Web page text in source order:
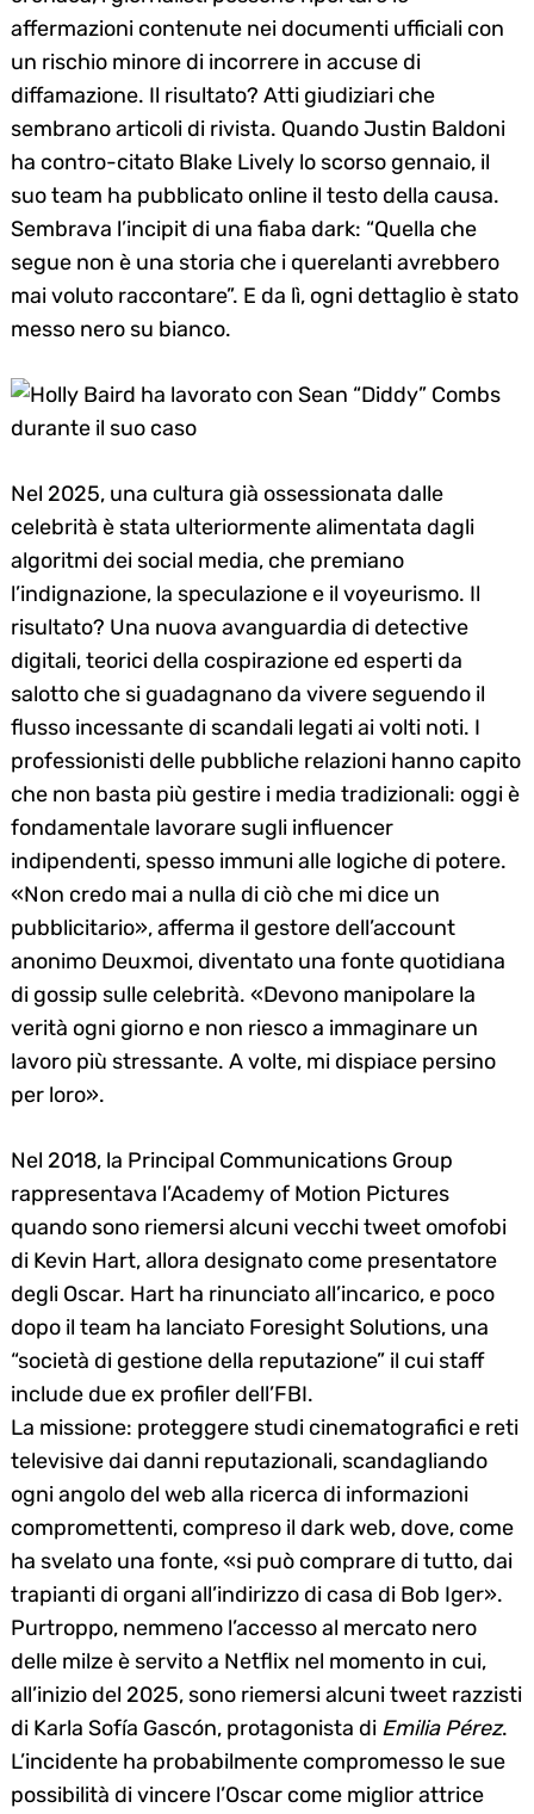
affermazioni contenute nei documenti ufficiali con
un rischio minore di incorrere in accuse di
diffamazione. Il risultato? Atti giudiziari che
sembrano articoli di rivista. Quando Justin Baldoni
ha contro-citato Blake Lively lo scorso gennaio, il
suo team ha pubblicato online il testo della causa.
Sembrava l’incipit di una fiaba dark: “Quella che
segue non è una storia che i querelanti avrebbero
mai voluto raccontare”. E da lì, ogni dettaglio è stato
messo nero su bianco.
Nel 2025, una cultura già ossessionata dalle
celebrità è stata ulteriormente alimentata dagli
algoritmi dei social media, che premiano
l’indignazione, la speculazione e il voyeurismo. Il
risultato? Una nuova avanguardia di detective
digitali, teorici della cospirazione ed esperti da
salotto che si guadagnano da vivere seguendo il
flusso incessante di scandali legati ai volti noti. I
professionisti delle pubbliche relazioni hanno capito
che non basta più gestire i media tradizionali: oggi è
fondamentale lavorare sugli influencer
indipendenti, spesso immuni alle logiche di potere.
«Non credo mai a nulla di ciò che mi dice un
pubblicitario», afferma il gestore dell’account
anonimo Deuxmoi, diventato una fonte quotidiana
di gossip sulle celebrità. «Devono manipolare la
verità ogni giorno e non riesco a immaginare un
lavoro più stressante. A volte, mi dispiace persino
per loro».
Nel 2018, la Principal Communications Group
rappresentava l’Academy of Motion Pictures
quando sono riemersi alcuni vecchi tweet omofobi
di Kevin Hart, allora designato come presentatore
degli Oscar. Hart ha rinunciato all’incarico, e poco
dopo il team ha lanciato Foresight Solutions, una
“società di gestione della reputazione” il cui staff
include due ex profiler dell’FBI.
La missione: proteggere studi cinematografici e reti
televisive dai danni reputazionali, scandagliando
ogni angolo del web alla ricerca di informazioni
compromettenti, compreso il dark web, dove, come
ha svelato una fonte, «si può comprare di tutto, dai
trapianti di organi all’indirizzo di casa di Bob Iger».
Purtroppo, nemmeno l’accesso al mercato nero
delle milze è servito a Netflix nel momento in cui,
all’inizio del 2025, sono riemersi alcuni tweet razzisti
di Karla Sofía Gascón, protagonista di Emilia Pérez.
L’incidente ha probabilmente compromesso le sue
possibilità di vincere l’Oscar come miglior attrice